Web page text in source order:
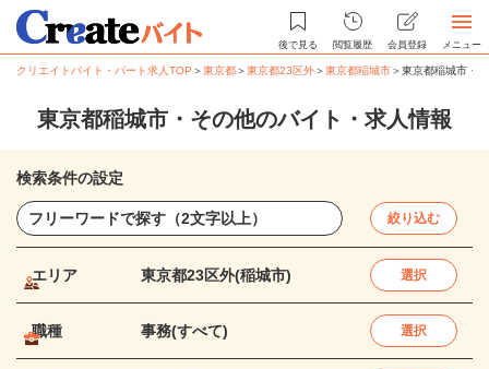
後で見る 閲覧履歴 会員登録 メニュー
クリエイトバイト・パート求人TOP ＞東京都＞東京都23区外＞東京都稲城市＞東京都稲城市・
東京都稲城市・その他のバイト・求人情報
検索条件の設定
絞り込む
エリア 東京都23区外(稲城市) 選択
職種 事務(すべて) 選択